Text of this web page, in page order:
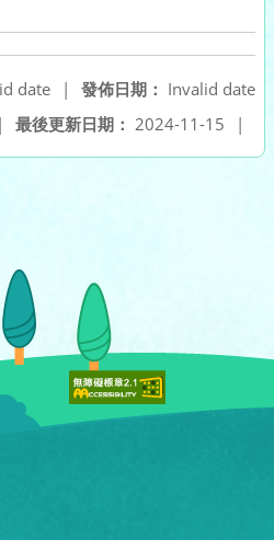
發佈日期： Invalid date
date
|
最後更新日期： 2024-11-15 |
|